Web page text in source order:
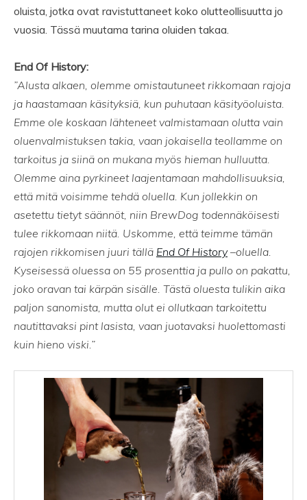
oluista, jotka ovat ravistuttaneet koko olutteollisuutta jo
vuosia. Tässä muutama tarina oluiden takaa.
End Of History:
”Alusta alkaen, olemme omistautuneet rikkomaan rajoja
ja haastamaan käsityksiä, kun puhutaan käsityöoluista.
Emme ole koskaan lähteneet valmistamaan olutta vain
oluenvalmistuksen takia, vaan jokaisella teollamme on
tarkoitus ja siinä on mukana myös hieman hulluutta.
Olemme aina pyrkineet laajentamaan mahdollisuuksia,
että mitä voisimme tehdä oluella. Kun jollekkin on
asetettu tietyt säännöt, niin BrewDog todennäköisesti
tulee rikkomaan niitä. Uskomme, että teimme tämän
rajojen rikkomisen juuri tällä End Of History–oluella.
Kyseisessä oluessa on 55 prosenttia ja pullo on pakattu,
joko oravan tai kärpän sisälle. Tästä oluesta tulikin aika
paljon sanomista, mutta olut ei ollutkaan tarkoitettu
nautittavaksi pint lasista, vaan juotavaksi huolettomasti
kuin hieno viski.”